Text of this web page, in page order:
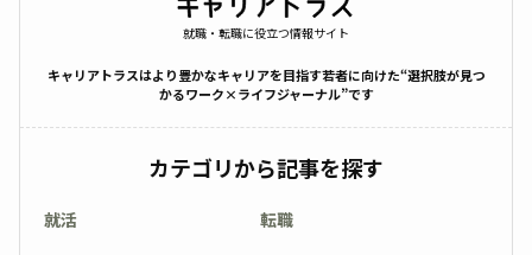
就職・転職に役立つ情報サイト
キャリアトラスはより豊かなキャリアを目指す若者に向けた“選択肢が見つ
かるワーク×ライフジャーナル”です
カテゴリから記事を探す
就活 転職